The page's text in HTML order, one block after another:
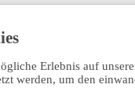
Erlebnis auf
werden, um den